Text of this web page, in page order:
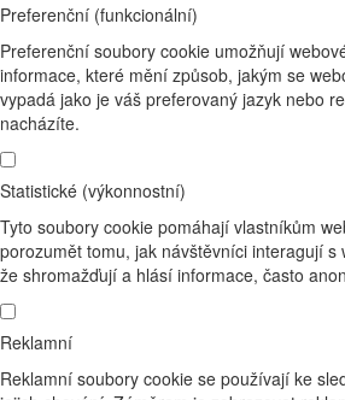
Preferenční (funkcionální)
Preferenční soubory cookie umožňují
informace, které mění způsob, jakým se
vypadá jako je váš preferovaný jazyk nebo
nacházíte.
Statistické (výkonnostní)
Tyto soubory cookie pomáhají vlastníkům
porozumět tomu, jak návštěvníci interagují s
že shromažďují a hlásí informace, často
Reklamní
Reklamní soubory cookie se používají ke